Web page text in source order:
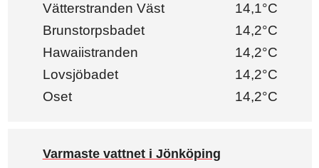
Vätterstranden Väst
14,1°C
Brunstorpsbadet
14,2°C
Hawaiistranden
14,2°C
Lovsjöbadet
14,2°C
Oset
14,2°C
Varmaste vattnet i Jönköping